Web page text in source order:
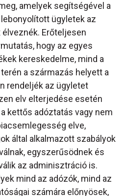
amelyek segítségével a
ügyletek az
Erőteljesen
hogy az egyes
kereskedelme, mind a
a származás helyett a
rendeljék az ügyletet
elv elterjedése esetén
kettős adóztatás vagy nem
elve,
által alkalmazott szabályok
egyszerűsödnek és
az adminisztráció is.
mind az adózók, mind az
számára előnyösek,